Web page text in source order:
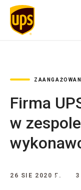
Firma
w
26 SIE 2020 Г.